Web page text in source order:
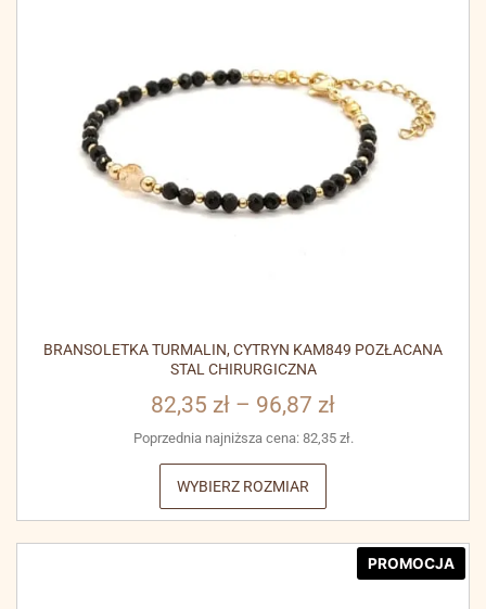
BRANSOLETKA TURMALIN, CYTRYN KAM849 POZŁACANA
STAL CHIRURGICZNA
82,35 zł – 96,87 zł
Poprzednia najniższa cena: 82,35 zł.
WYBIERZ ROZMIAR
PROMOCJA